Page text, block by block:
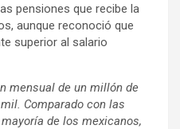
pensiones que recibe la
aunque reconoció que
superior al salario
mensual de un millón de
Comparado con las
de los mexicanos,